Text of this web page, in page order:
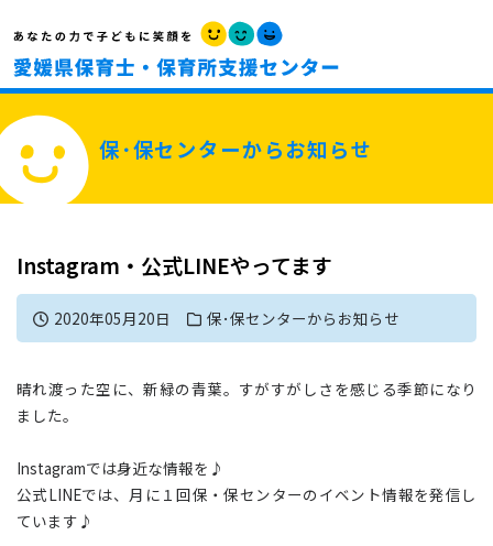
保･保センターからお知らせ
Instagram・公式LINEやってます
2020年05月20日 保･保センターからお知らせ
晴れ渡った空に、新緑の青葉。すがすがしさを感じる季節になり
ました。
Instagramでは身近な情報を♪
公式LINEでは、月に１回保・保センターのイベント情報を発信し
ています♪